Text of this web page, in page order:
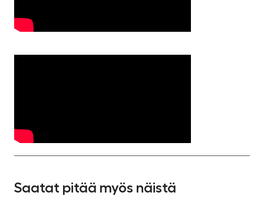
Saatat pitää myös näistä